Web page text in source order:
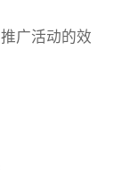
广活动的效